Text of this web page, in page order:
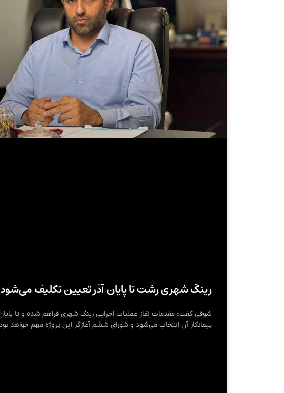
رینگ شهری رشت تا پایان آذر تعیین تکلیف می‌شود
شوقی گفت: مقدمات آغاز عملیات اجرایی رینگ شهری فراهم شده و تا پایان
پیمانکار آن انتخاب می‌شود و شورای ششم آغازگر این پروژه مهم خواهد